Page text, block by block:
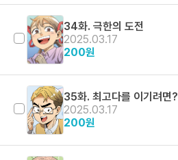
34화. 극한의 도전
2025.03.17
200원
35화. 최고다를 이기려면?
2025.03.17
200원